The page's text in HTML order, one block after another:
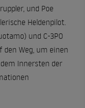
und Poe
Heldenpilot.
und C-3PO
den Weg, um einen
Innersten der